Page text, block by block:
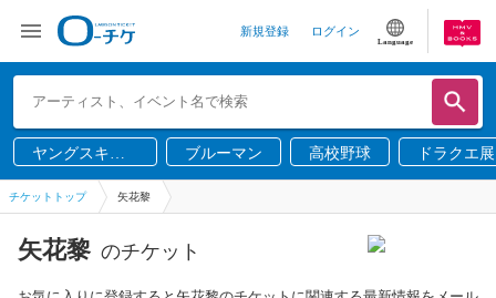
新規登録 ログイン
Language
ヤングスキニ
ー
ブルーマン 高校野球 ドラクエ展
チケットトップ 矢花黎
矢花黎 のチケット